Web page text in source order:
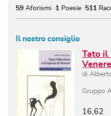
59 Aforismi 1 Poesie 511
Il nostro consiglio
Tato il
Venere
di
Gruppo
16,62